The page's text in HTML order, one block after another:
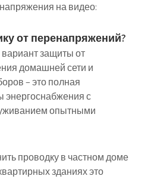
на видео:
от перенапряжений?
защиты от
домашней сети и
– это полная
энергоснабжения с
опытными
проводку в частном доме
зданиях это